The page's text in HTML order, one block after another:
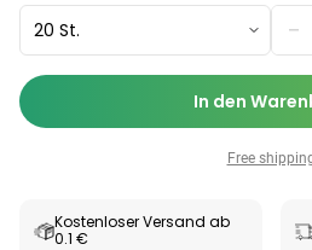
20 St. −
In den
Free
Kostenloser Versand ab
0.1 €